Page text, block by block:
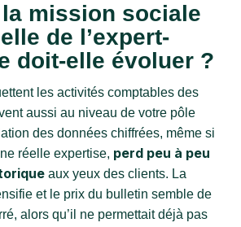
mission sociale
de l’expert-
doit-elle évoluer ?
les activités comptables des
aussi au niveau de votre pôle
des données chiffrées, même si
réelle expertise, perd peu à peu
aux yeux des clients. La
et le prix du bulletin semble de
alors qu’il ne permettait déjà pas